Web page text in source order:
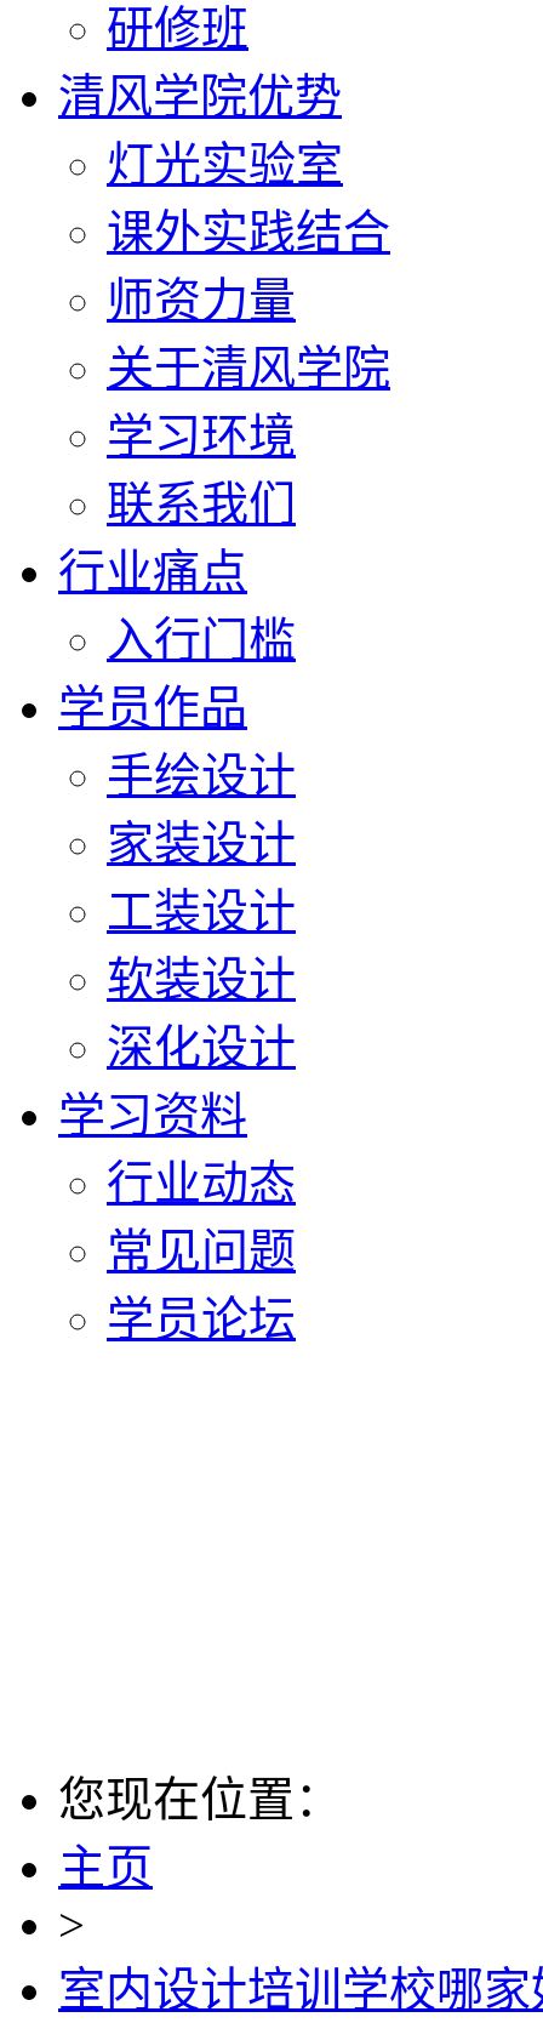
研修班
清风学院优势
灯光实验室
课外实践结合
师资力量
关于清风学院
学习环境
联系我们
行业痛点
入行门槛
学员作品
手绘设计
家装设计
工装设计
软装设计
深化设计
学习资料
行业动态
常见问题
学员论坛
您现在位置：
主页
>
室内设计培训学校哪家